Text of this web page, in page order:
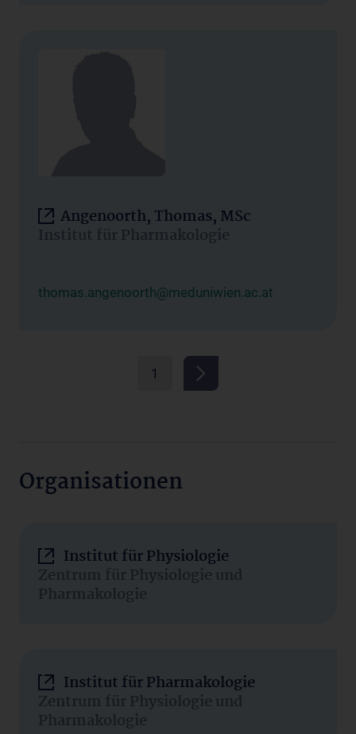
Angenoorth, Thomas, MSc
Institut für Pharmakologie
thomas.angenoorth@meduniwien.ac.at
1
Organisationen
Institut für Physiologie
Zentrum für Physiologie und
Pharmakologie
Institut für Pharmakologie
Zentrum für Physiologie und
Pharmakologie